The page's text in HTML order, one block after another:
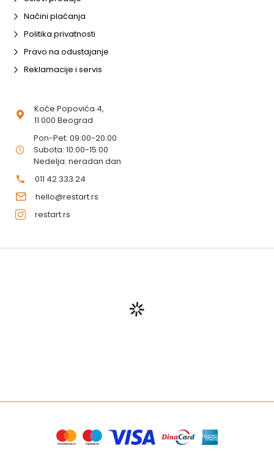
Načini plaćanja
Politika privatnosti
Pravo na odustajanje
Reklamacije i servis
Koče Popovića 4,
11 000 Beograd
Pon-Pet: 09:00-20:00
Subota: 10:00-15:00
Nedelja: neradan dan
011 42 333 24
hello@restart.rs
restart.rs